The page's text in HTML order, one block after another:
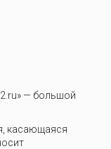
— большой
касающаяся